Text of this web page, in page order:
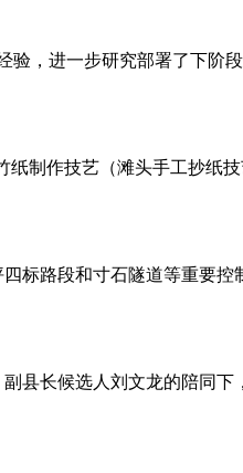
，进一步研究部署了下阶
制作技艺（滩头手工抄纸
标路段和寸石隧道等重要控
县长候选人刘文龙的陪同